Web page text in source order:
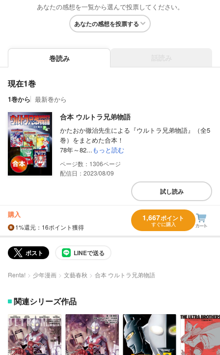
あなたの感想を一覧から選んで投票してください。
あなたの感想を投票する
巻読み
現在1巻
1巻から 最新巻から
合本 ウルトラ兄弟物語
かたおか徹治先生による『ウルトラ兄弟物語』（全5
巻）をまとめた合本！
78年～82...もっと読む
1306
配信日：2023/08/09
試し読み
購入
1%還元 ：16ポイント獲得
1,667ポイント
すぐに購入
ポスト LINEで送る
Renta! 少年漫画 文藝春秋 合本 ウルトラ兄弟物語
関連シリーズ作品